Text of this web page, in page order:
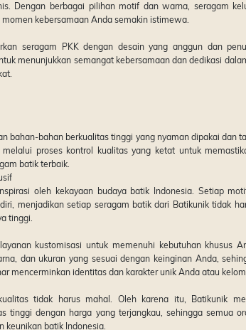
Dengan berbagai pilihan motif dan warna, seragam
kebersamaan Anda semakin istimewa.
seragam PKK dengan desain yang anggun dan
menunjukkan semangat kebersamaan dan dedikasi
bahan-bahan berkualitas tinggi yang nyaman dipakai dan
proses kontrol kualitas yang ketat untuk
batik terbaik.
oleh kekayaan budaya batik Indonesia. Setiap
menjadikan setiap seragam batik dari Batikunik tidak
tinggi.
kustomisasi untuk memenuhi kebutuhan khusus
dan ukuran yang sesuai dengan keinginan Anda,
mencerminkan identitas dan karakter unik Anda atau
tidak harus mahal. Oleh karena itu, Batikunik
tinggi dengan harga yang terjangkau, sehingga semua
keunikan batik Indonesia.